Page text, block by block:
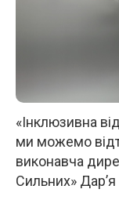
«Інклюзивна
ми можемо
виконавча
Сильних»